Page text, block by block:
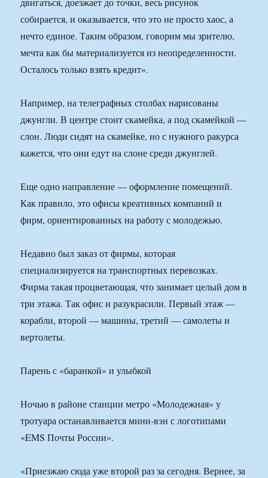
собирается, и оказывается, что это не просто хаос, а
нечто единое. Таким образом, говорим мы зрителю,
мечта как бы материализуется из неопределенности.
Осталось только взять кредит».
Например, на телеграфных столбах нарисованы
джунгли. В центре стоит скамейка, а под скамейкой —
слон. Люди сидят на скамейке, но с нужного ракурса
кажется, что они едут на слоне среди джунглей.
Еще одно направление — оформление помещений.
Как правило, это офисы креативных компаний и
фирм, ориентированных на работу с молодежью.
Недавно был заказ от фирмы, которая
специализируется на транспортных перевозках.
Фирма такая процветающая, что занимает целый дом в
три этажа. Так офис и разукрасили. Первый этаж —
корабли, второй — машины, третий — самолеты и
вертолеты.
Парень с «баранкой» и улыбкой
Ночью в районе станции метро «Молодежная» у
тротуара останавливается мини-вэн с логотипами
«EMS Почты России».
«Приезжаю сюда уже второй раз за сегодня. Вернее, за